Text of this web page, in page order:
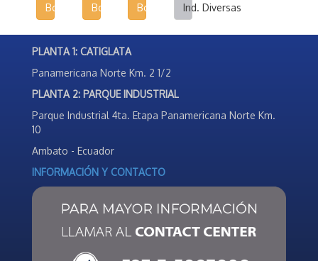
Botas InfantilesBotas AgrícolasBotas de Seguridad Industrial
Ind. Diversas
PLANTA 1: CATIGLATA
Panamericana Norte Km. 2 1/2
PLANTA 2: PARQUE INDUSTRIAL
Parque Industrial 4ta. Etapa Panamericana Norte Km.
10
Ambato - Ecuador
INFORMACIÓN Y CONTACTO